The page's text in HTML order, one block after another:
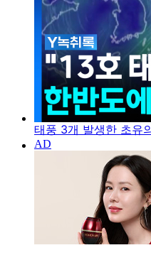
태풍 3개 발생한 초유